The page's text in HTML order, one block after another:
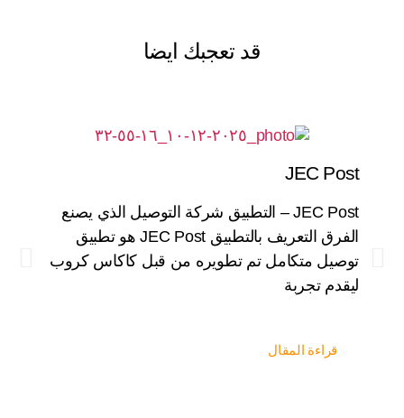
قد تعجبك ايضا
JEC Post
JEC Post – التطبيق شركة التوصيل الذي يصنع
الفرق التعريف بالتطبيق JEC Post هو تطبيق
توصيل متكامل تم تطويره من قبل كاكاس كروب
ليقدم تجربة
قراءة المقال